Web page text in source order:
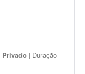
Privado | Duração